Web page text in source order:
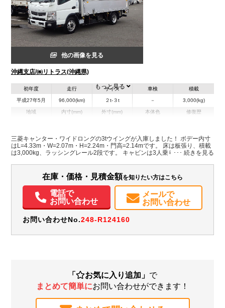
他の画像を見る
沖縄支店/㈱リトラス(沖縄県)
初年度
平成27年5月
走行
96,000(km)
サイズ
２t-３t
車検
－
積載
3,000(kg)
地域 内寸(mm) 外寸(mm) 本体色 修復歴
装備情報
エアコン パワステ パワーウィンドウ ABS エアバッグ
電動格納ミラー
ETC バックモニター
もっと見る
三菱キャンター・ワイドロングの3tウイングが入庫しました！ ボデー内寸
はL=4.33m・W=2.07m・H=2.24m・門高=2.14mです。 床は板張り、積載
は3,000kg、ラッシングレール2段です。 キャビンは3人乗り・バックカメ
物の積み込みも負担無く実施できます。 価格・状態などお気軽にお問い合
わせ下さい！！在庫・価格・見積金額を知りたい方はこちら
電話で
お問い合わせ
メールで
お問い合わせ
お問い合わせNo.248-R124160
「 お気に入り追加」 で
まとめて簡単にお問い合わせができます！